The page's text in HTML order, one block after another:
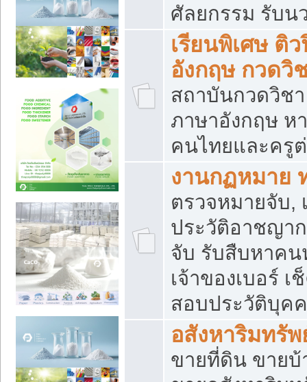
ศัลยกรรม รับน
เรียนพิเศษ ติ
อังกฤษ กวดวิ
สถาบันกวดวิช
ภาษาอังกฤษ ห
คนไทยและครู
งานกฏหมาย
ตรวจหมายจับ,
ประวัติอาชญา
จับ รับสืบหาคน
เจ้าของเบอร์
สอบประวัติบุค
อสังหาริมทรัพ
ขายที่ดิน ขายบ้